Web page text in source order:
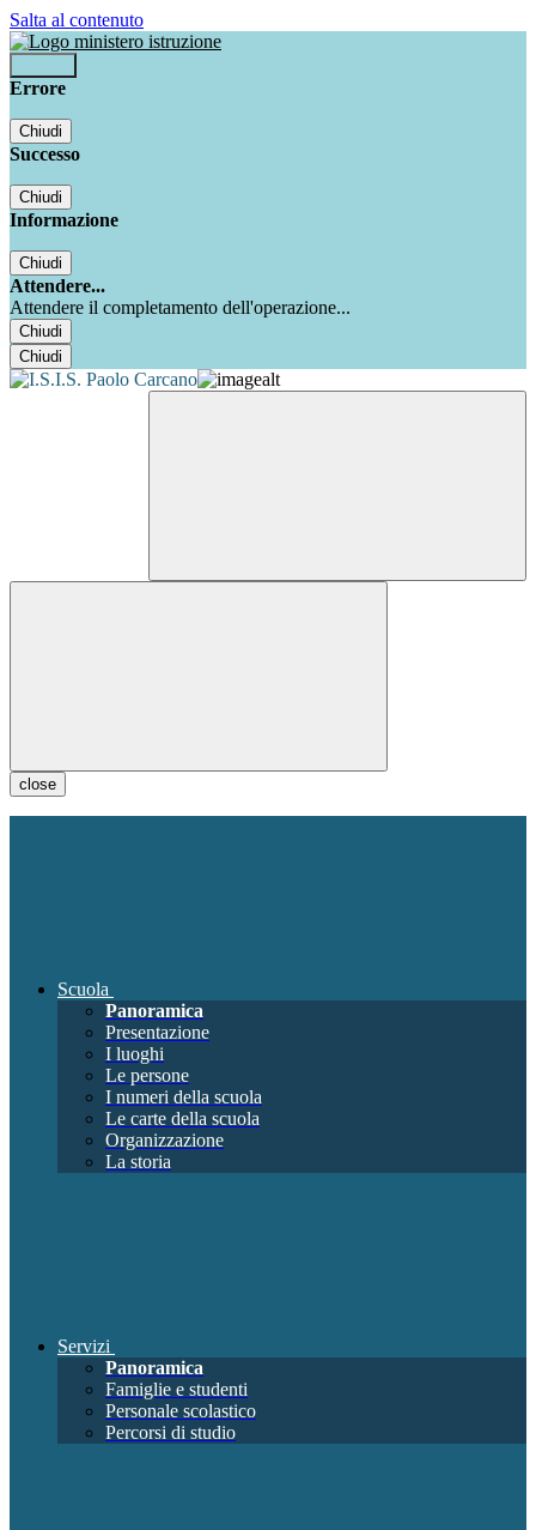
Salta al contenuto
Errore
Chiudi
Successo
Chiudi
Informazione
Chiudi
Attendere...
Attendere il completamento dell'operazione...
Chiudi
Chiudi
close
Scuola
Panoramica
Presentazione
I luoghi
Le persone
I numeri della scuola
Le carte della scuola
Organizzazione
La storia
Servizi
Panoramica
Famiglie e studenti
Personale scolastico
Percorsi di studio